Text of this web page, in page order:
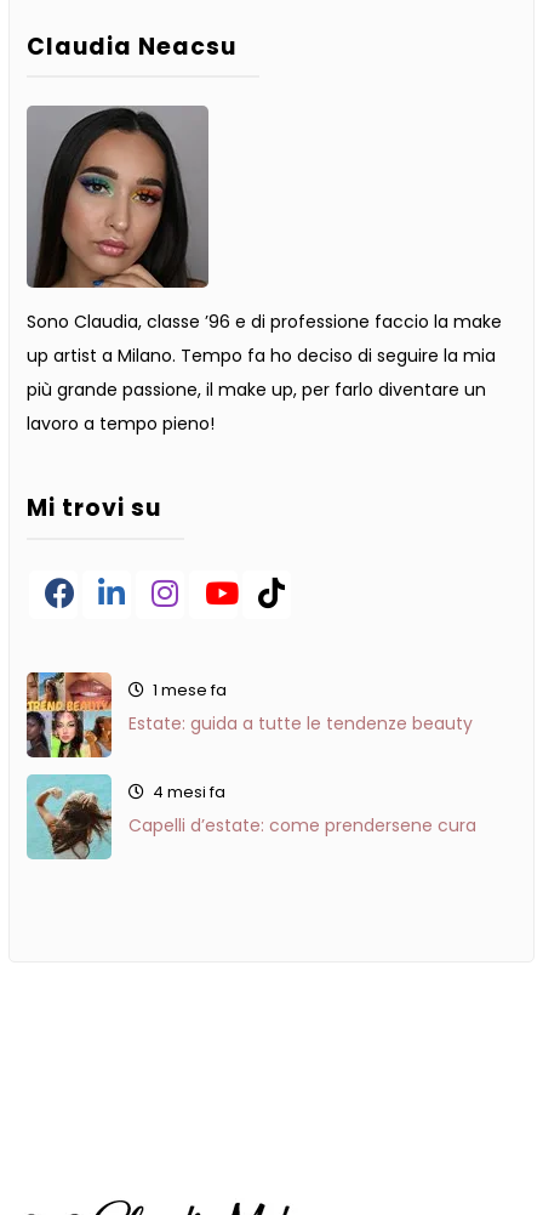
Claudia Neacsu
Sono Claudia, classe ’96 e di professione faccio la make
up artist a Milano. Tempo fa ho deciso di seguire la mia
più grande passione, il make up, per farlo diventare un
lavoro a tempo pieno!
Mi trovi su
Facebook
LinkedIn
InstagramYouTube
TikTok
1 mese fa
Estate: guida a tutte le tendenze beauty
4 mesi fa
Capelli d’estate: come prendersene cura